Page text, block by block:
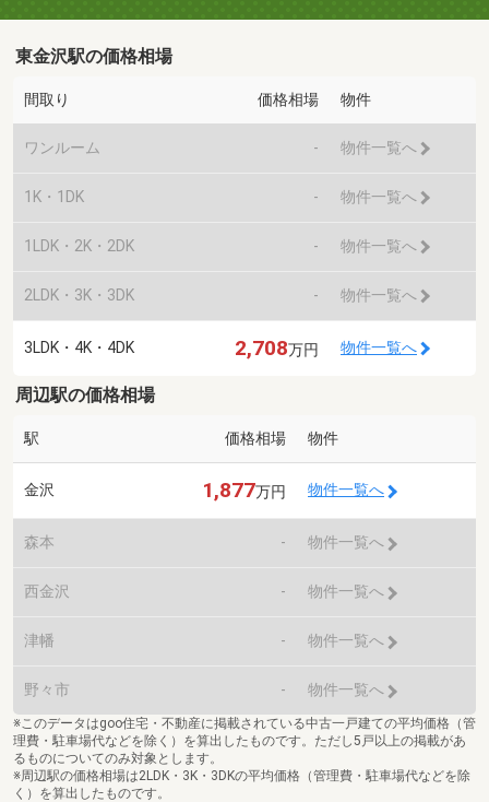
東金沢駅の価格相場
間取り 価格相場 物件
ワンルーム - 物件一覧へ
1K・1DK - 物件一覧へ
1LDK・2K・2DK - 物件一覧へ
2LDK・3K・3DK - 物件一覧へ
3LDK・4K・4DK 2,708万円 物件一覧へ
周辺駅の価格相場
駅 価格相場 物件
金沢 1,877万円 物件一覧へ
森本 - 物件一覧へ
西金沢 - 物件一覧へ
津幡 - 物件一覧へ
野々市 - 物件一覧へ
※このデータはgoo住宅・不動産に掲載されている中古一戸建ての平均価格（管
理費・駐車場代などを除く）を算出したものです。ただし5戸以上の掲載があ
るものについてのみ対象とします。
※周辺駅の価格相場は2LDK・3K・3DKの平均価格（管理費・駐車場代などを除
く）を算出したものです。